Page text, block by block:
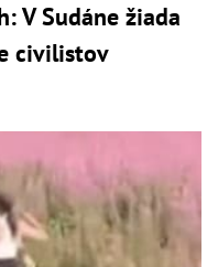
V Sudáne žiada
civilistov